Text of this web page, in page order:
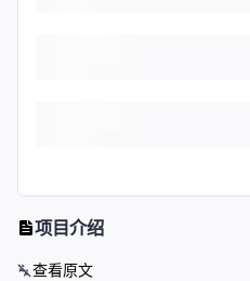
项目介绍
查看原文